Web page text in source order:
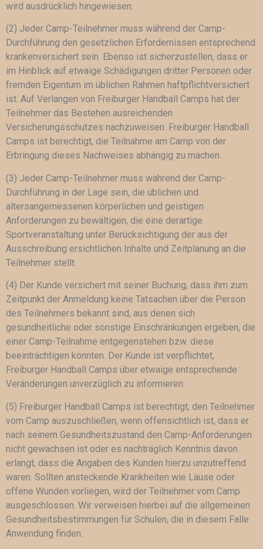
wird ausdrücklich hingewiesen.
(2) Jeder Camp-Teilnehmer muss während der Camp-
Durchführung den gesetzlichen Erfordernissen entsprechend
krankenversichert sein. Ebenso ist sicherzustellen, dass er
im Hinblick auf etwaige Schädigungen dritter Personen oder
fremden Eigentum im üblichen Rahmen haftpflichtversichert
ist. Auf Verlangen von Freiburger Handball Camps hat der
Teilnehmer das Bestehen ausreichenden
Versicherungsschutzes nachzuweisen. Freiburger Handball
Camps ist berechtigt, die Teilnahme am Camp von der
Erbringung dieses Nachweises abhängig zu machen.
(3) Jeder Camp-Teilnehmer muss während der Camp-
Durchführung in der Lage sein, die üblichen und
altersangemessenen körperlichen und geistigen
Anforderungen zu bewältigen, die eine derartige
Sportveranstaltung unter Berücksichtigung der aus der
Ausschreibung ersichtlichen Inhalte und Zeitplanung an die
Teilnehmer stellt.
(4) Der Kunde versichert mit seiner Buchung, dass ihm zum
Zeitpunkt der Anmeldung keine Tatsachen über die Person
des Teilnehmers bekannt sind, aus denen sich
gesundheitliche oder sonstige Einschränkungen ergeben, die
einer Camp-Teilnahme entgegenstehen bzw. diese
beeinträchtigen könnten. Der Kunde ist verpflichtet,
Freiburger Handball Camps über etwaige entsprechende
Veränderungen unverzüglich zu informieren.
(5) Freiburger Handball Camps ist berechtigt, den Teilnehmer
vom Camp auszuschließen, wenn offensichtlich ist, dass er
nach seinem Gesundheitszustand den Camp-Anforderungen
nicht gewachsen ist oder es nachträglich Kenntnis davon
erlangt, dass die Angaben des Kunden hierzu unzutreffend
waren. Sollten ansteckende Krankheiten wie Läuse oder
offene Wunden vorliegen, wird der Teilnehmer vom Camp
ausgeschlossen. Wir verweisen hierbei auf die allgemeinen
Gesundheitsbestimmungen für Schulen, die in diesem Falle
Anwendung finden.